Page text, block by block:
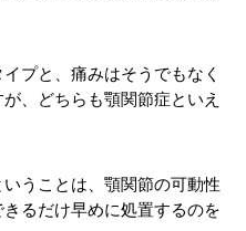
プと、痛みはそうでもなく
、どちらも顎関節症といえ
うことは、顎関節の可動性
るだけ早めに処置するのを